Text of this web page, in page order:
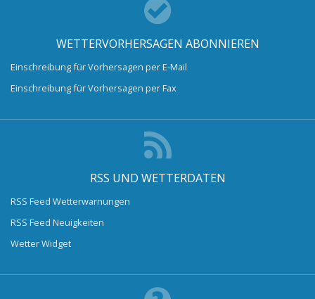
WETTERVORHERSAGEN ABONNIEREN
Einschreibung für Vorhersagen per E-Mail
Einschreibung für Vorhersagen per Fax
RSS UND WETTERDATEN
RSS Feed Wetterwarnungen
RSS Feed Neuigkeiten
Wetter Widget